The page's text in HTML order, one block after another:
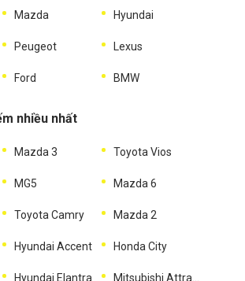
Mazda Hyundai
Peugeot Lexus
Ford BMW
nhiều nhất
Mazda 3 Toyota Vios
MG5 Mazda 6
Toyota Camry Mazda 2
Hyundai Accent Honda City
Hyundai Elantra